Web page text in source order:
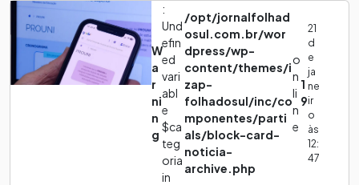
W
a
r
ni
n
g
:
Und
efin
ed
vari
abl
e
$ca
teg
oria
in
/opt/jornalfolhad
osul.com.br/wor
dpress/wp-
content/themes/i
zap-
folhadosul/inc/co
mponentes/parti
als/block-card-
noticia-
archive.php
o
n
li
n
e
1
9
21
d
e
ja
ne
ir
o
às
12:
47